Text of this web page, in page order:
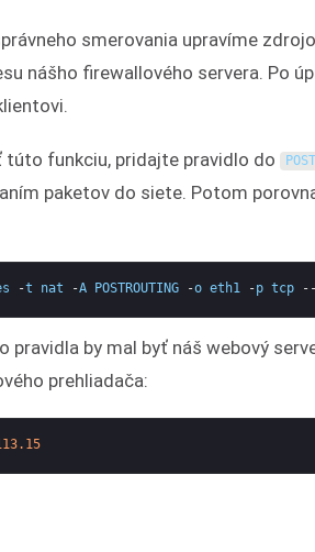
smerovania upravíme
nášho firewallového servera. Po
funkciu, pridajte pravidlo do
paketov do siete. Potom
-t nat -A POSTROUTING -o eth1 -p tcp
pravidla by mal byť náš webový
prehliadača: